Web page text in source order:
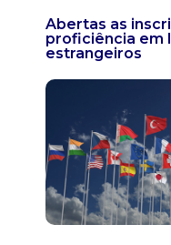
Abertas as
proficiência em
estrangeiros